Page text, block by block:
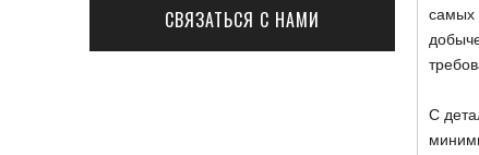
СВЯЗАТЬСЯ С НАМИ
самых
С